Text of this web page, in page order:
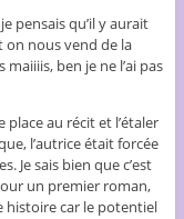
pensais qu’il y aurait
on nous vend de la
ben je ne l’ai pas
place au récit et l’étaler
l’autrice était forcée
Je sais bien que c’est
un premier roman,
histoire car le potentiel